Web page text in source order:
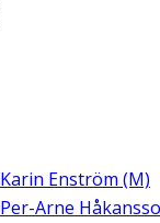
Karin Enström (M)
Per-Arne